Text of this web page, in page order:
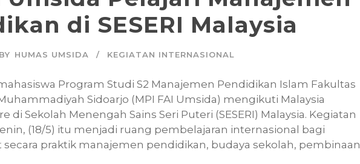
di SESERI Malaysia
BY HUMAS UMSIDA KEGIATAN INTERNASIONAL
Program Studi S2 Manajemen Pendidikan Islam Fakultas
Sidoarjo (MPI FAI Umsida) mengikuti Malaysia
di Sekolah Menengah Sains Seri Puteri (SESERI) Malaysia. Kegiatan
(18/5) itu menjadi ruang pembelajaran internasional bagi
praktik manajemen pendidikan, budaya sekolah, pembinaan